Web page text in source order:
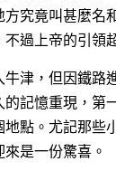
方究竟叫甚麼名
過上帝的引領
牛津，但因鐵路
的記憶重現，第
地點。尤記那些
是一份驚喜。